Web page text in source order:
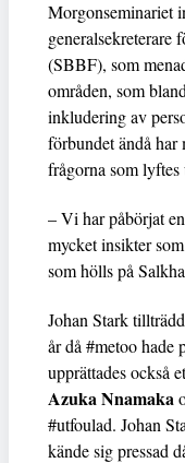
Morgonseminariet
generalsekreterare
(SBBF), som
områden, som
inkludering av
förbundet ändå
frågorna som
– Vi har påbörjat
mycket insikter
som hölls på
Johan Stark
år då #metoo hade
upprättades också
Azuka Nnamaka
#utfoulad. Johan
kände sig pressad